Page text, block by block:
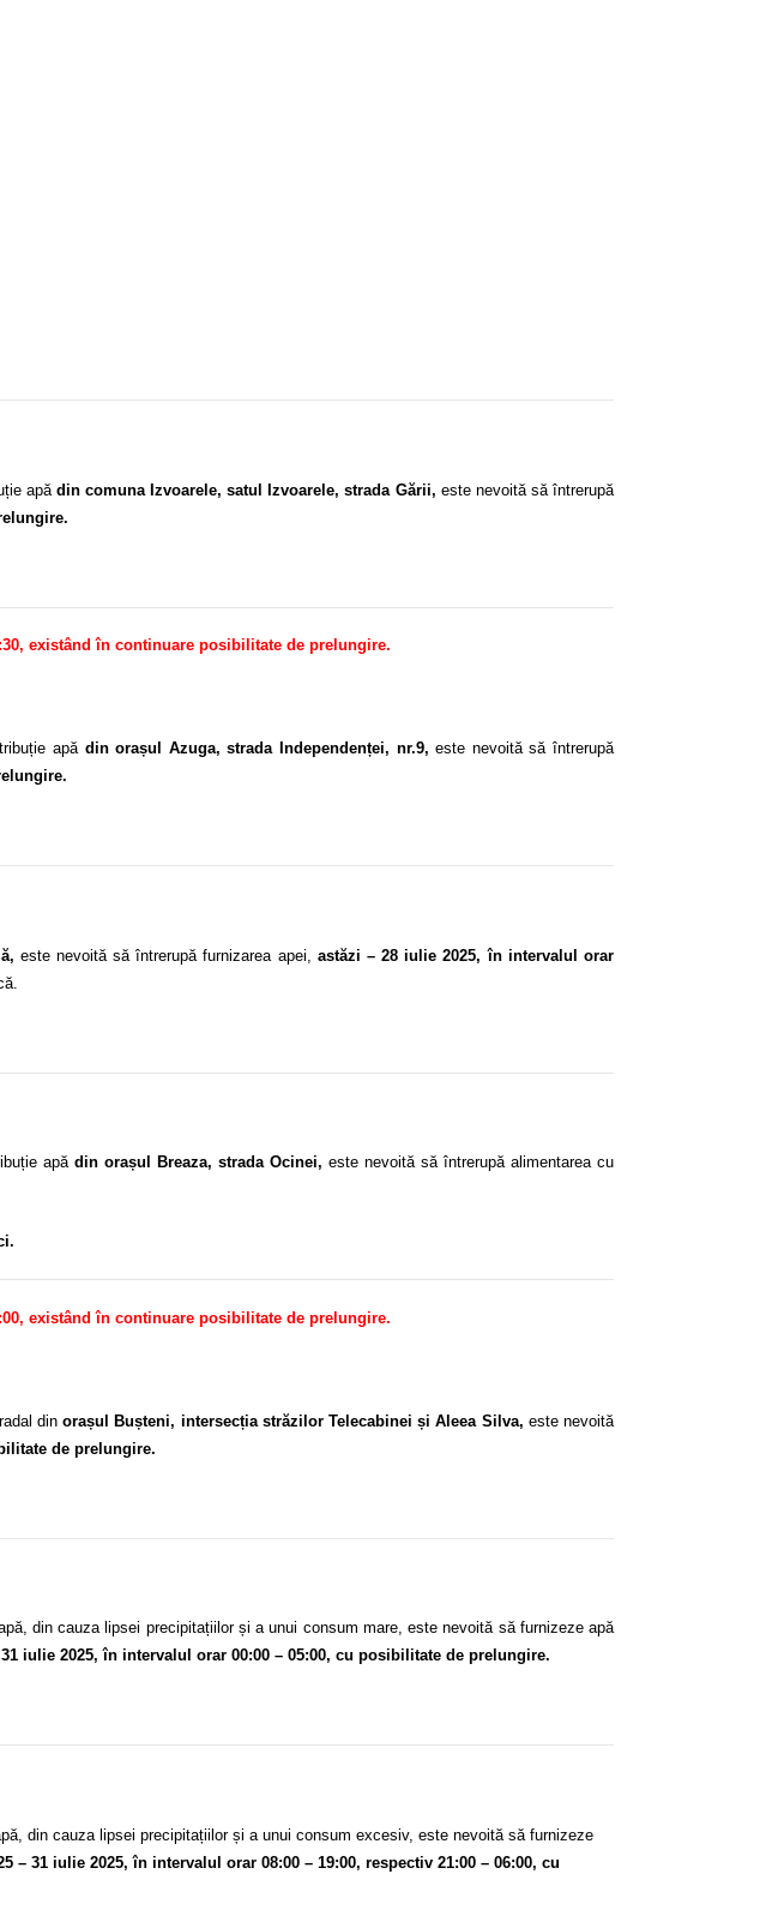
apă din comuna Izvoarele, satul Izvoarele, strada Gării, este nevoită să întrerupă
existând în continuare posibilitate de prelungire.
apă din orașul Azuga, strada Independenței, nr.9,este nevoită să întrerupă
este nevoită să întrerupă furnizarea apei, astăzi – 28 iulie 2025, în intervalul orar
apă din orașul Breaza, strada Ocinei, este nevoită să întrerupă alimentarea cu
existând în continuare posibilitate de prelungire.
dinorașul Bușteni, intersecția străzilor Telecabinei și Aleea Silva, este nevoită
de prelungire.
din cauza lipsei precipitațiilor și a unui consum mare, este nevoită să furnizeze apă
iulie 2025, în intervalul orar 00:00 – 05:00, cu posibilitate de prelungire.
din cauza lipsei precipitațiilor și a unui consum excesiv, este nevoită să furnizeze
– 31 iulie 2025, în intervalul orar 08:00 – 19:00, respectiv 21:00 – 06:00, cu